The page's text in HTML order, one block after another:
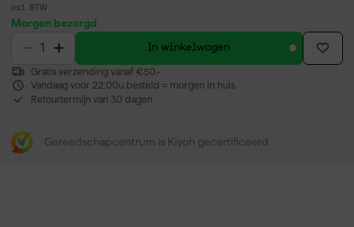
incl. BTW
Morgen bezorgd
In winkelwagen
Gratis verzending vanaf €50,-
Vandaag voor 22:00u besteld = morgen in huis
Retourtermijn van 30 dagen
Gereedschapcentrum is Kiyoh gecertificeerd